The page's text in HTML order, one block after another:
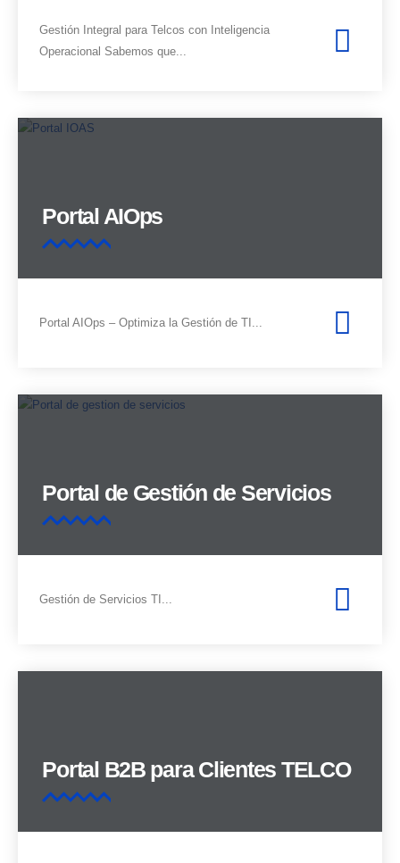
Gestión Integral para Telcos con Inteligencia
Operacional Sabemos que...
Portal AIOps
Portal AIOps – Optimiza la Gestión de TI...
Portal de Gestión de Servicios
Gestión de Servicios TI...
Portal B2B para Clientes TELCO